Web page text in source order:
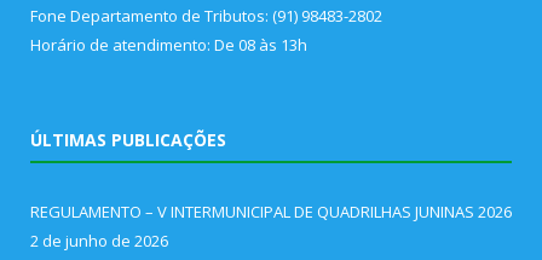
Fone Departamento de Tributos: (91) 98483-2802
Horário de atendimento: De 08 às 13h
ÚLTIMAS PUBLICAÇÕES
REGULAMENTO – V INTERMUNICIPAL DE QUADRILHAS JUNINAS 2026
2 de junho de 2026